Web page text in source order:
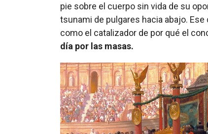
pie sobre el cuerpo sin vida de su
tsunami de pulgares hacia abajo.
como el catalizador de por qué el
día por las masas.